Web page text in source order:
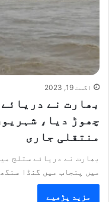
اگست 19, 2023
بھارت نے
چھوڑ دیا،
منتقلی جاری
بھارت نے دریائے ستلج
میں پنجاب میں گنڈا
مزید پڑھیے